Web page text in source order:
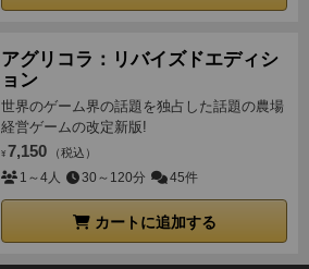
アグリコラ：リバイズドエディシ
ョン
世界のゲーム界の話題を独占した話題の農場
経営ゲームの改定新版!
¥ 7,150 （税込）
1～4人 30～120分 45件
カートに追加する